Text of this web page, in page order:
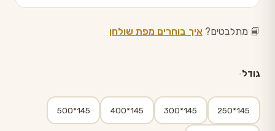
📘 מתלבטים? איך בוחרים מפת שולחן
גודל
145*250
145*300
145*400
145*500